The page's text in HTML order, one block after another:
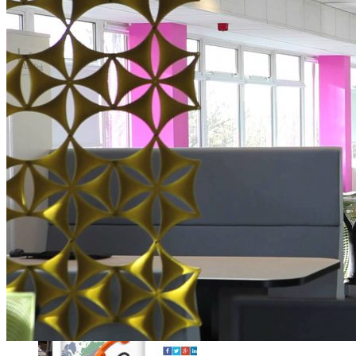
Comment utiliser « Photoshop » gratuitement et légalement